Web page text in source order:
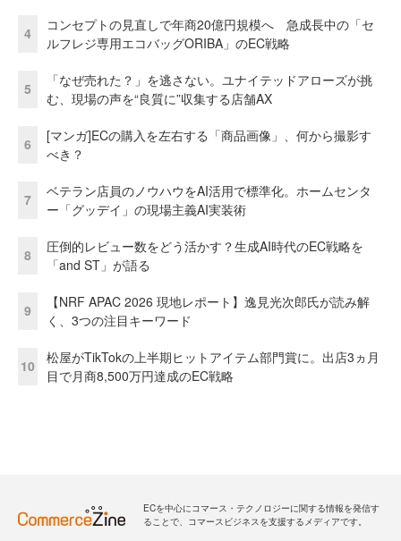
4
コンセプトの見直しで年商20億円規模へ 急成長中の「セ
ルフレジ専用エコバッグORIBA」のEC戦略
5
「なぜ売れた？」を逃さない。ユナイテッドアローズが挑
む、現場の声を“良質に”収集する店舗AX
6
[マンガ]ECの購入を左右する「商品画像」、何から撮影す
べき？
7
ベテラン店員のノウハウをAI活用で標準化。ホームセンタ
ー「グッデイ」の現場主義AI実装術
8
圧倒的レビュー数をどう活かす？生成AI時代のEC戦略を
「and ST」が語る
9
【NRF APAC 2026 現地レポート】逸見光次郎氏が読み解
く、3つの注目キーワード
10
松屋がTikTokの上半期ヒットアイテム部門賞に。出店3ヵ月
目で月商8,500万円達成のEC戦略
ECを中心にコマース・テクノロジーに関する情報を発信す
ることで、コマースビジネスを支援するメディアです。